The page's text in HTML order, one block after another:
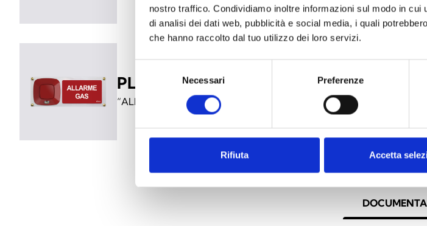
nostro traffico. Condividiamo inoltre informazioni sul modo in
di analisi dei dati web, pubblicità e social media, i quali
che hanno raccolto dal tuo utilizzo dei loro servizi.
Necessari Preferenze
Rifiuta Accetta
PLEXI_ES2000#5DX
“ALLARME GAS” con sbandieramento a destra